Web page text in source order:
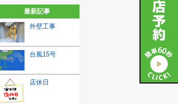
最新記事
外壁工事
台風15号
店休日